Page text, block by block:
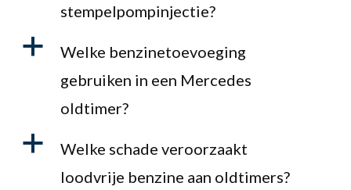
stempelpompinjectie?
a
Welke benzinetoevoeging
gebruiken in een Mercedes
oldtimer?
a
Welke schade veroorzaakt
loodvrije benzine aan oldtimers?